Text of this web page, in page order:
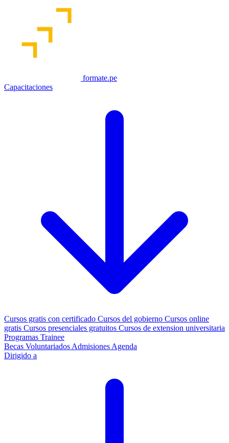
formate.pe
Capacitaciones
Cursos gratis con certificado Cursos del gobierno Cursos online
gratis Cursos presenciales gratuitos Cursos de extension universitaria
Programas Trainee
Becas Voluntariados Admisiones Agenda
Dirigido a